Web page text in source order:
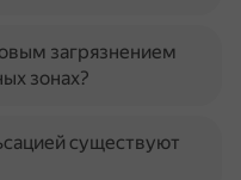
загрязнением
зонах?
существуют